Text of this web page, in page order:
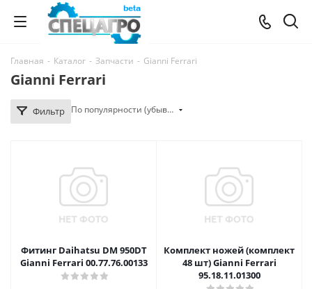
Главная - Каталог - Запчасти - Gianni Ferrari
Gianni Ferrari
Фильтр По популярности (убывание)
Фитинг Daihatsu DM 950DT
Gianni Ferrari 00.77.76.00133
Комплект ножей (комплект
48 шт) Gianni Ferrari
95.18.11.01300